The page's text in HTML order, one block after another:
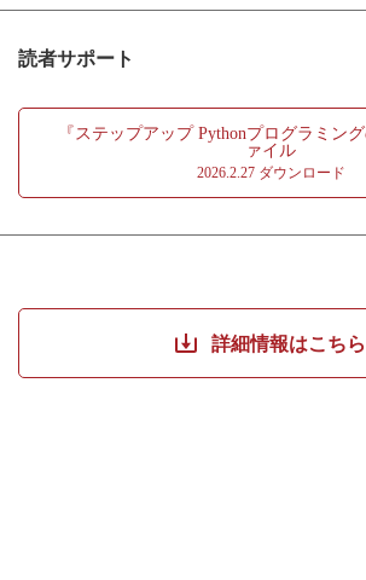
5.3 関数を他のファイルで利用する
第6章 ロジックのかなめーループ文一
6.2 ループ制御文
6.3 ループ文を使った応用例
6.4 ループ文:処理回数が必要な問題
6.5 ループ文とリスト
第7章 乱数と数値計算
主な研究分野は、データマイニング、データ
エンス。
読者サポート
『ステップアップ Pythonプログラミン
ァイル
2026.2.27 ダウンロード
詳細情報はこちら